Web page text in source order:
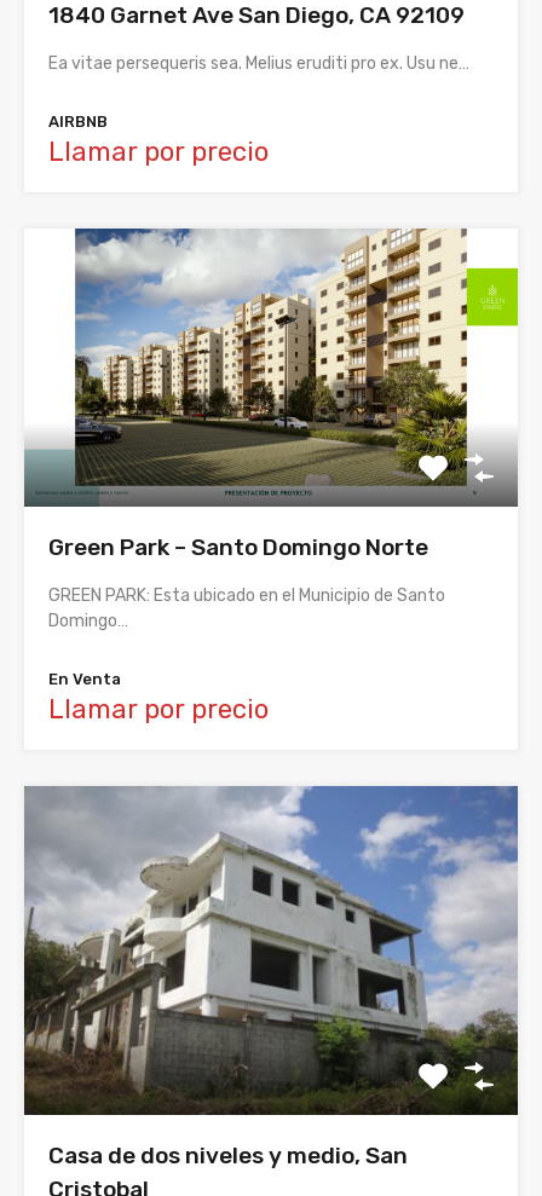
1840 Garnet Ave San Diego, CA 92109
Ea vitae persequeris sea. Melius eruditi pro ex. Usu ne…
AIRBNB
Llamar por precio
Green Park – Santo Domingo Norte
GREEN PARK: Esta ubicado en el Municipio de Santo
Domingo…
En Venta
Llamar por precio
Casa de dos niveles y medio, San
Cristobal